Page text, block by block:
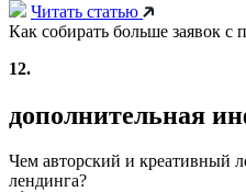
Читать статью
Как собирать больше заявок
12.
дополнительная
Чем авторский и креативный
лендинга?